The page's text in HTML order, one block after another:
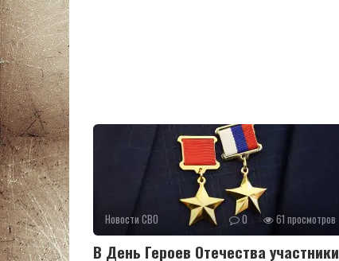
Новости СВО 0 61 просмотров
В День Героев Отечества участники